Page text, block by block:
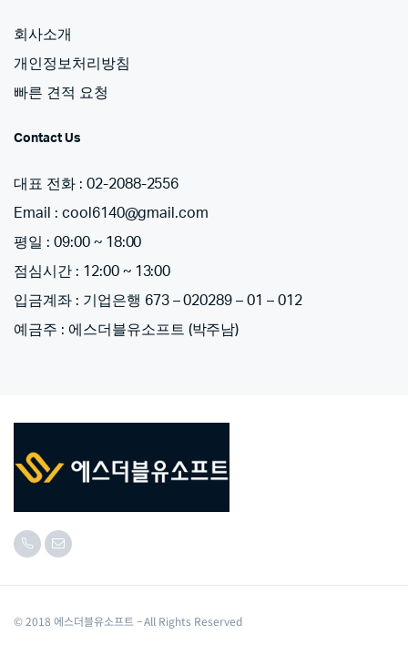
회사소개
개인정보처리방침
빠른 견적 요청
Contact Us
대표 전화 : 02-2088-2556
Email : cool6140@gmail.com
평일 : 09:00 ~ 18:00
점심시간 : 12:00 ~ 13:00
입금계좌 : 기업은행 673 – 020289 – 01 – 012
예금주 : 에스더블유소프트 (박주남)
© 2018 에스더블유소프트 – All Rights Reserved